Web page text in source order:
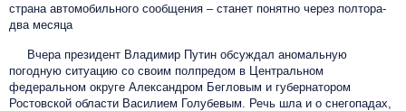
страна автомобильного сообщения – станет понятно через полтора-
два месяца
Вчера президент Владимир Путин обсуждал аномальную
погодную ситуацию со своим полпредом в Центральном
федеральном округе Александром Бегловым и губернатором
Ростовской области Василием Голубевым. Речь шла и о снегопадах,